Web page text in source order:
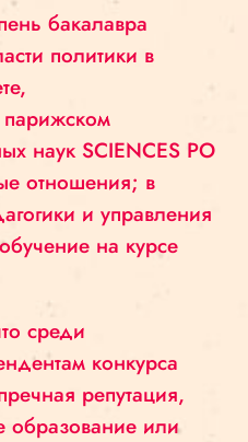
бакалавра
политики в
парижском
наук SCIENCES PO
отношения; в
и управления
на курсе
среди
конкурса
репутация,
образование или